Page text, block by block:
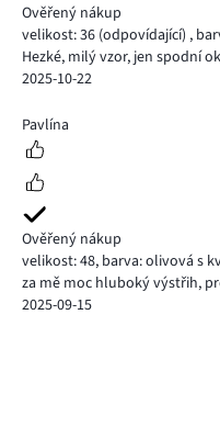
Ověřený nákup
velikost: 36 (odpovídající) ,
Hezké, milý vzor, jen spodní
2025-10-22
2
Pavlína
Ověřený nákup
velikost: 48, barva: olivová s
za mě moc hluboký výstřih,
2025-09-15